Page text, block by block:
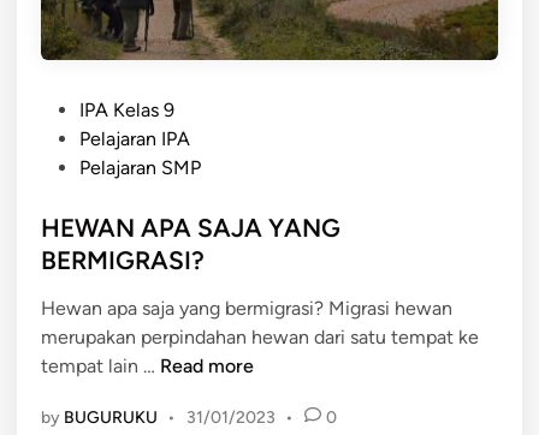
e
d
n
IPA Kelas 9
Pelajaran IPA
Pelajaran SMP
HEWAN APA SAJA YANG
BERMIGRASI?
Hewan apa saja yang bermigrasi? Migrasi hewan
merupakan perpindahan hewan dari satu tempat ke
tempat lain … H
W
Read more
by BUGURUKU • 31/01/2023 • 0